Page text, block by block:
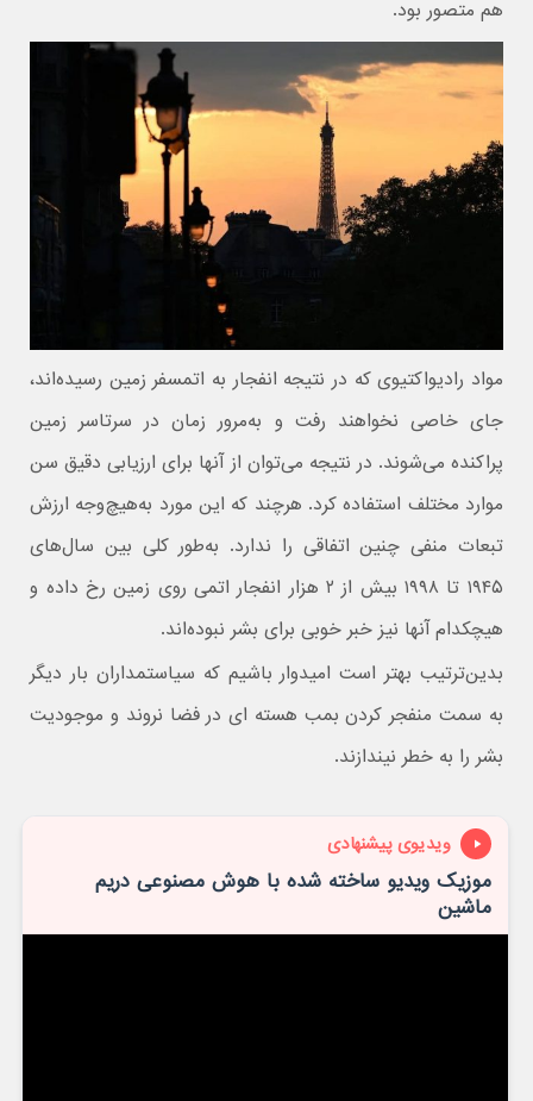
هم متصور بود.
مواد رادیواکتیوی که در نتیجه انفجار به اتمسفر زمین رسیده‌اند،
جای خاصی نخواهند رفت و به‌مرور زمان در سرتاسر زمین
پراکنده می‌شوند. در نتیجه می‌توان از آنها برای ارزیابی دقیق سن
موارد مختلف استفاده کرد. هرچند که این مورد به‌هیچ‌وجه ارزش
تبعات منفی چنین اتفاقی را ندارد. به‌طور کلی بین سال‌های
۱۹۴۵ تا ۱۹۹۸ بیش از ۲ هزار انفجار اتمی روی زمین رخ داده و
هیچکدام آنها نیز خبر خوبی برای بشر نبوده‌اند.
بدین‌ترتیب بهتر است امیدوار باشیم که سیاستمداران بار دیگر
به سمت منفجر کردن بمب هسته ای در فضا نروند و موجودیت
بشر را به خطر نیندازند.
ویدیوی پیشنهادی
موزیک ویدیو ساخته شده با هوش مصنوعی دریم
ماشین